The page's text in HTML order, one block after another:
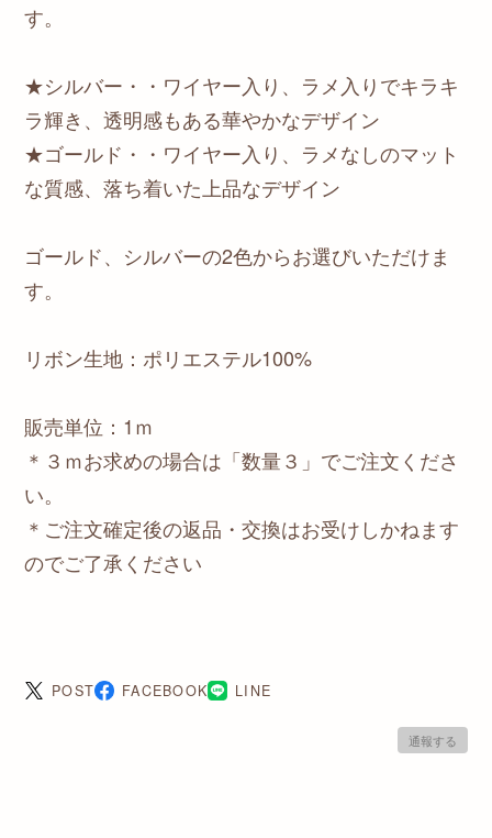
す。
★シルバー・・ワイヤー入り、ラメ入りでキラキ
ラ輝き、透明感もある華やかなデザイン
★ゴールド・・ワイヤー入り、ラメなしのマット
な質感、落ち着いた上品なデザイン
ゴールド、シルバーの2色からお選びいただけま
す。
リボン生地：ポリエステル100%
販売単位：1ｍ
＊３ｍお求めの場合は「数量３」でご注文くださ
い。
＊ご注文確定後の返品・交換はお受けしかねます
のでご了承ください
POST FACEBOOK LINE
通報する